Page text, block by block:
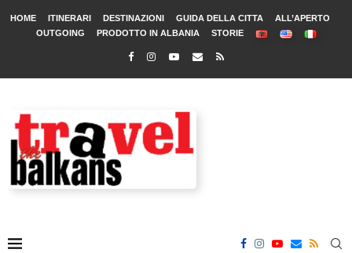
HOME ITINERARI DESTINAZIONI GUIDA DELLA CITTA
ALL’APERTO
OUTGOING
PRODOTTO IN ALBANIA STORIE